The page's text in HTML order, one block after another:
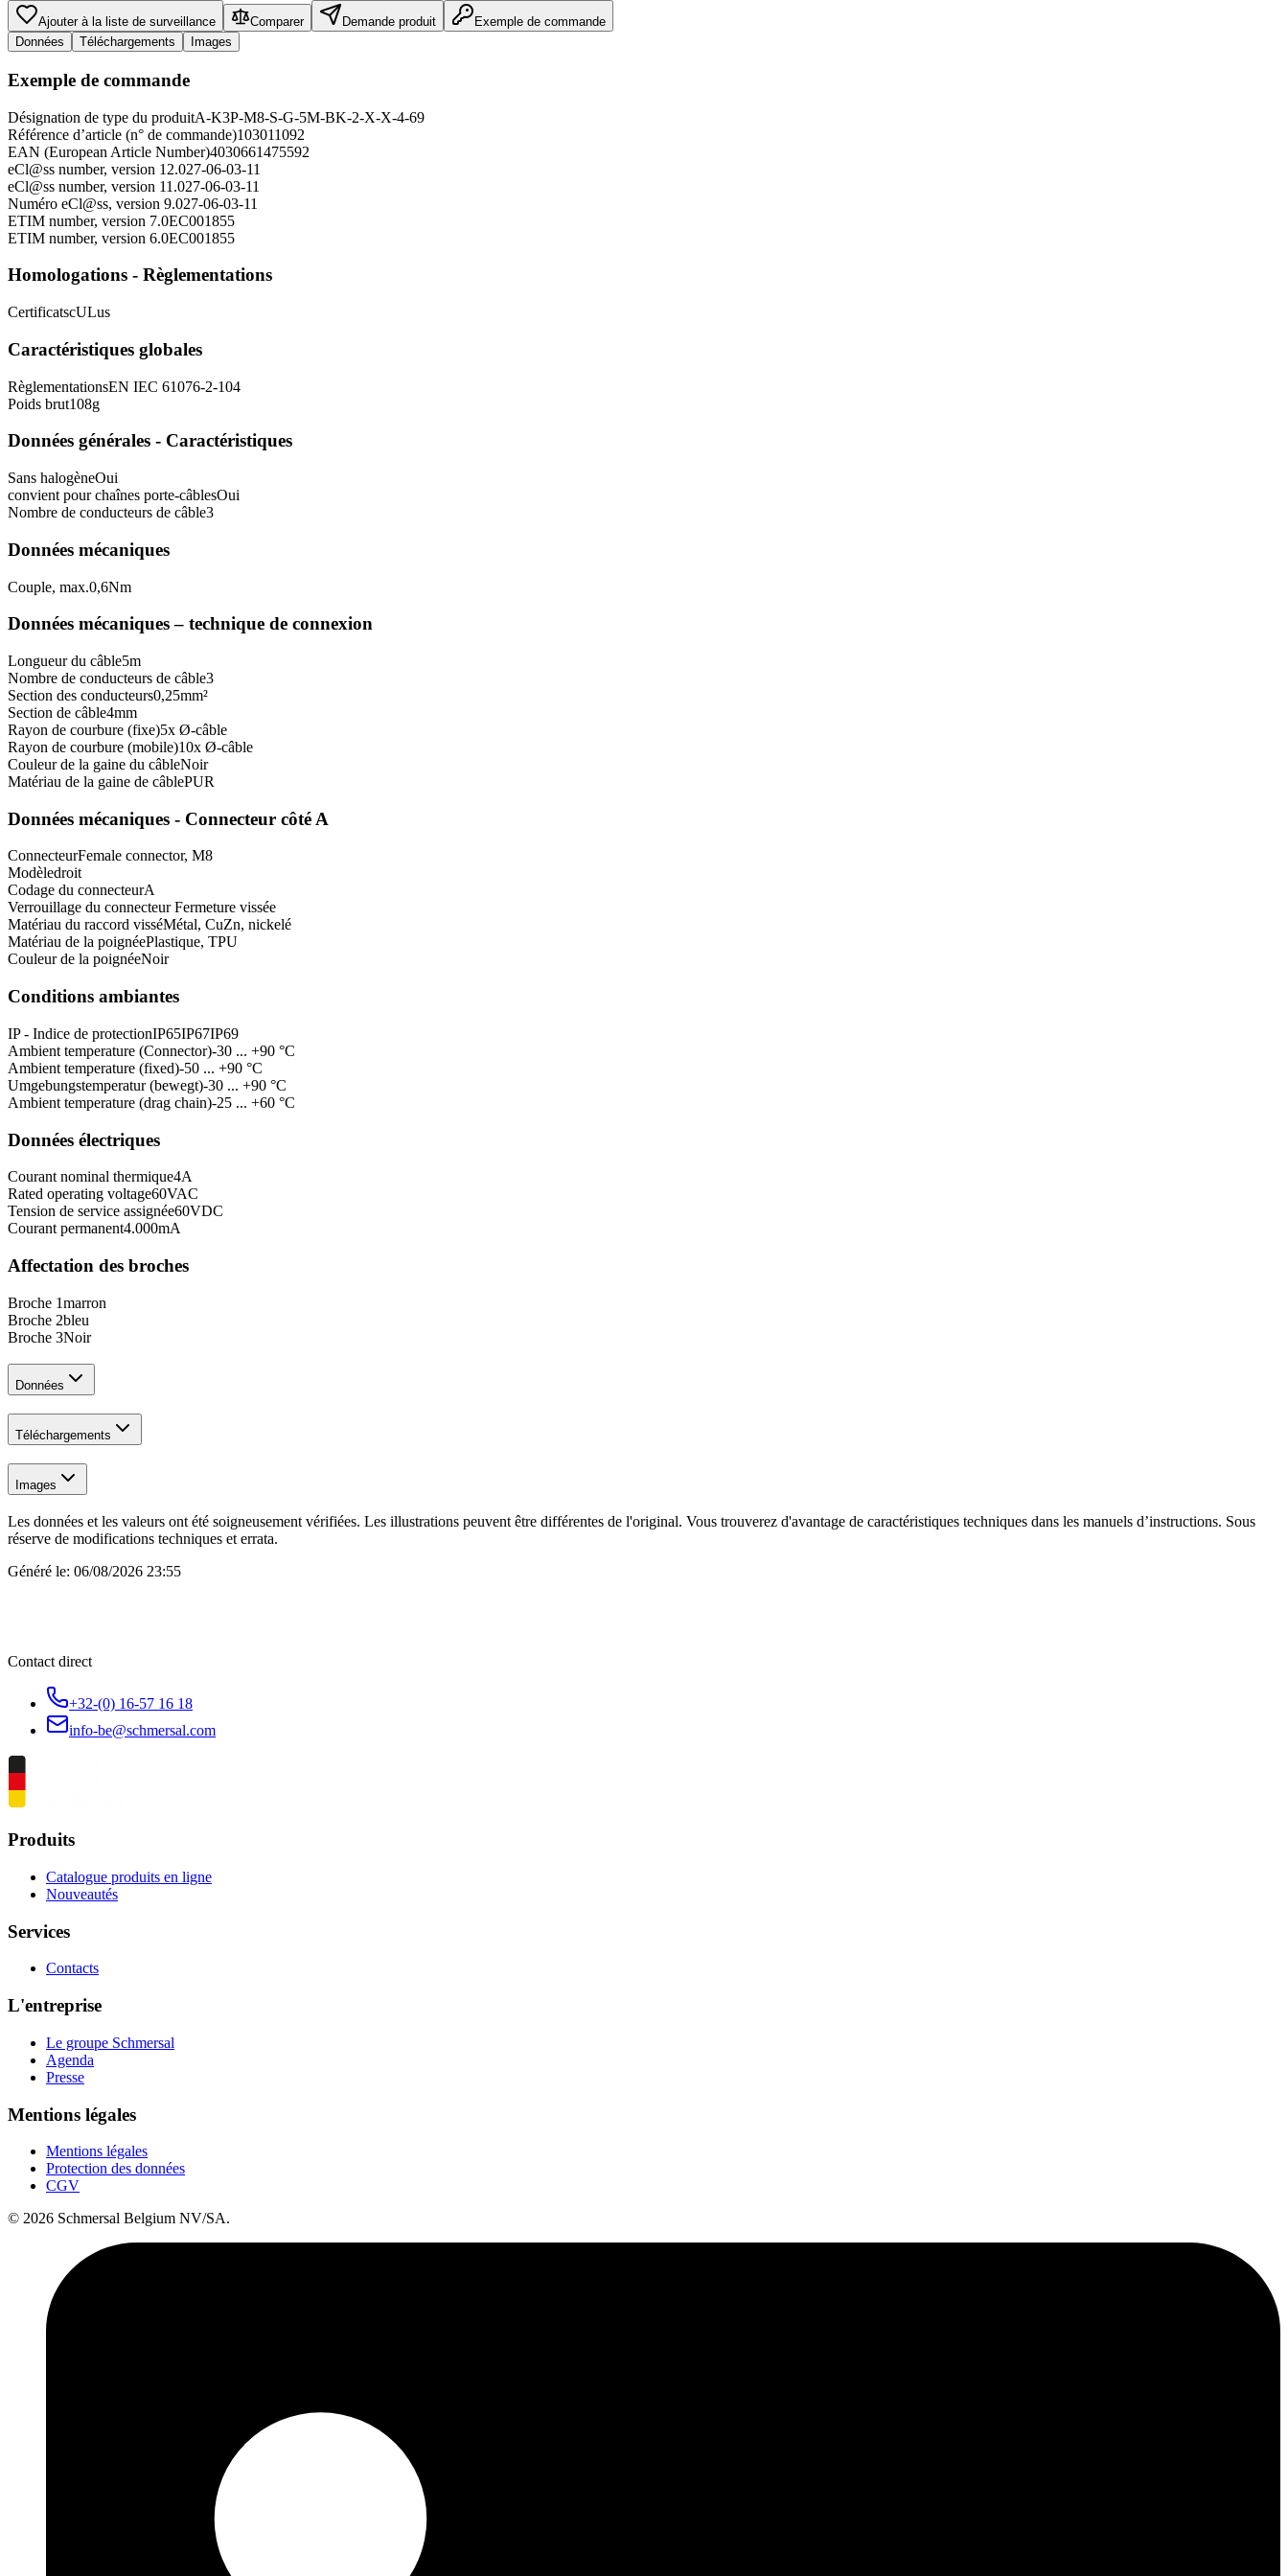
Ajouter à la liste de surveillance Comparer Demande produit
Exemple de commande
Données
Téléchargements Images
Exemple de commande
Désignation de type du produitA-K3P-M8-S-G-5M-BK-2-X-X-4-69
Référence d’article (n° de commande)103011092
EAN (European Article Number)4030661475592
eCl@ss number, version 12.027-06-03-11
eCl@ss number, version 11.027-06-03-11
Numéro eCl@ss, version 9.027-06-03-11
ETIM number, version 7.0EC001855
ETIM number, version 6.0EC001855
Homologations - Règlementations
CertificatscULus
Caractéristiques globales
RèglementationsEN IEC 61076-2-104
Poids brut108g
Données générales - Caractéristiques
Sans halogèneOui
convient pour chaînes porte-câblesOui
Nombre de conducteurs de câble3
Données mécaniques
Couple, max.0,6Nm
Données mécaniques – technique de connexion
Longueur du câble5m
Nombre de conducteurs de câble3
Section des conducteurs0,25mm²
Section de câble4mm
Rayon de courbure (fixe)5x Ø-câble
Rayon de courbure (mobile)10x Ø-câble
Couleur de la gaine du câbleNoir
Matériau de la gaine de câblePUR
Données mécaniques - Connecteur côté A
ConnecteurFemale connector, M8
Modèledroit
Codage du connecteurA
Verrouillage du connecteurFermeture vissée
Matériau du raccord visséMétal, CuZn, nickelé
Matériau de la poignéePlastique, TPU
Couleur de la poignéeNoir
Conditions ambiantes
IP - Indice de protectionIP65IP67IP69
Ambient temperature (Connector)-30 ... +90 °C
Ambient temperature (fixed)-50 ... +90 °C
Umgebungstemperatur (bewegt)-30 ... +90 °C
Ambient temperature (drag chain)-25 ... +60 °C
Données électriques
Courant nominal thermique4A
Rated operating voltage60VAC
Tension de service assignée60VDC
Courant permanent4.000mA
Affectation des broches
Broche 1marron
Broche 2bleu
Broche 3Noir
Données
Téléchargements
Images
Les données et les valeurs ont été soigneusement vérifiées. Les illustrations peuvent être différentes de l'original. Vous trouverez d'avantage de caractéristiques techniques dans les manuels d’instructions. Sous
réserve de modifications techniques et errata.
Généré le: 06/08/2026 23:55
Contact direct
+32-(0) 16-57 16 18
info-be@schmersal.com
Produits
Catalogue produits en ligne
Nouveautés
Services
Contacts
L'entreprise
Le groupe Schmersal
Agenda
Presse
Mentions légales
Mentions légales
Protection des données
CGV
© 2026 Schmersal Belgium NV/SA.